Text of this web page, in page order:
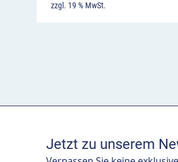
zzgl. 19 % MwSt.
Jetzt zu unserem